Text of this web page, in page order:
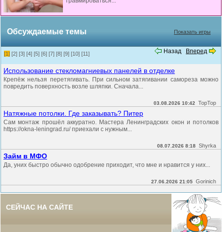
Обсуждаемые темы Показать игры
Назад Вперед
[1] [2] [3] [4] [5] [6] [7] [8] [9] [10] [11]
Использование стекломагниевых панелей в отделке
Крепёж нельзя перетягивать. При сильном затягивании самореза можно
повредить поверхность возле шляпки. Сначала...
03.08.2026 10:42 TopTop
Натяжные потолки. Где заказывать? Питер
Сам монтаж прошёл аккуратно. Мастера Ленинградских окон и потолков
https://okna-leningrad.ru/ приехали с нужным...
08.07.2026 8:18 Shyrka
Займ в МФО
Да, уних быстро обычно одобрение приходит, что мне и нравится у них...
27.06.2026 21:05 Gorinich
СЕЙЧАС НА САЙТЕ